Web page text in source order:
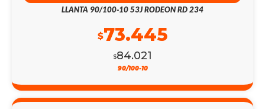
LLANTA 90/100-10 53J RODEON RD 234
$84.021
$73.445
90/100-10